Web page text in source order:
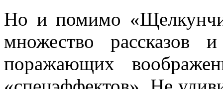
Но и помимо
множество рассказов
поражающих